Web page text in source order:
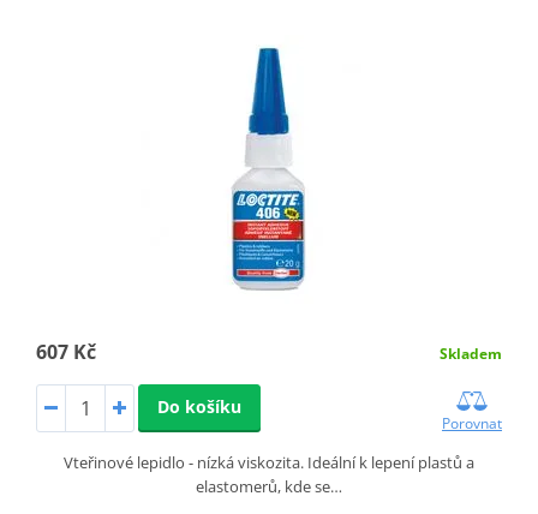
607 Kč Skladem
Do košíku
Porovnat
Vteřinové lepidlo - nízká viskozita. Ideální k lepení plastů a
elastomerů, kde se…